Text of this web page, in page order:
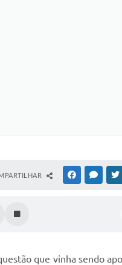
FACEBOOK
que vinha sendo